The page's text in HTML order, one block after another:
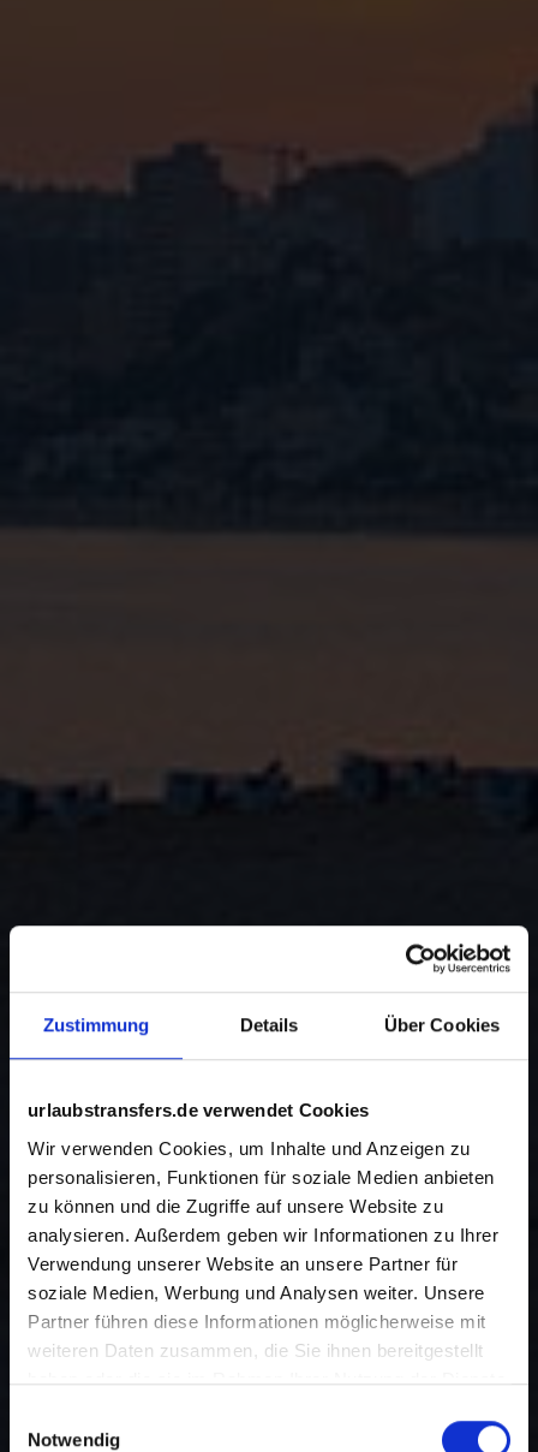
Zustimmung Details Über Cookies
urlaubstransfers.de verwendet Cookies
Wir verwenden Cookies, um Inhalte und Anzeigen zu
personalisieren, Funktionen für soziale Medien anbieten
zu können und die Zugriffe auf unsere Website zu
analysieren. Außerdem geben wir Informationen zu Ihrer
Verwendung unserer Website an unsere Partner für
soziale Medien, Werbung und Analysen weiter. Unsere
Partner führen diese Informationen möglicherweise mit
weiteren Daten zusammen, die Sie ihnen bereitgestellt
haben oder die sie im Rahmen Ihrer Nutzung der Dienste
Notwendig